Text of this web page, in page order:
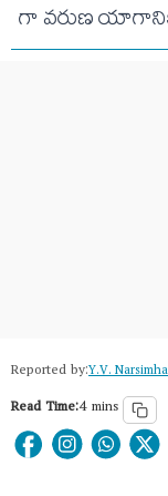
గా వరుణ
Reported by:Y.V.
Read Time:4 mins